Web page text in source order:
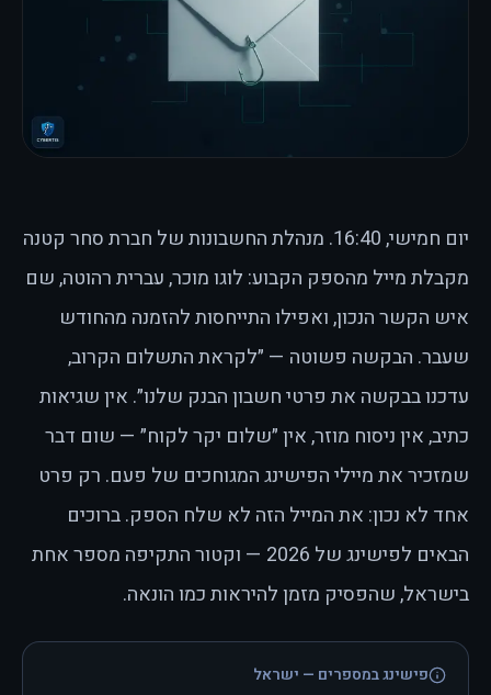
יום חמישי, 16:40. מנהלת החשבונות של חברת סחר קטנה
מקבלת מייל מהספק הקבוע: לוגו מוכר, עברית רהוטה, שם
איש הקשר הנכון, ואפילו התייחסות להזמנה מהחודש
שעבר. הבקשה פשוטה — ״לקראת התשלום הקרוב,
עדכנו בבקשה את פרטי חשבון הבנק שלנו״. אין שגיאות
כתיב, אין ניסוח מוזר, אין ״שלום יקר לקוח״ — שום דבר
שמזכיר את מיילי הפישינג המגוחכים של פעם. רק פרט
אחד לא נכון: את המייל הזה לא שלח הספק. ברוכים
הבאים לפישינג של 2026 — וקטור התקיפה מספר אחת
בישראל, שהפסיק מזמן להיראות כמו הונאה.
פישינג במספרים — ישראל